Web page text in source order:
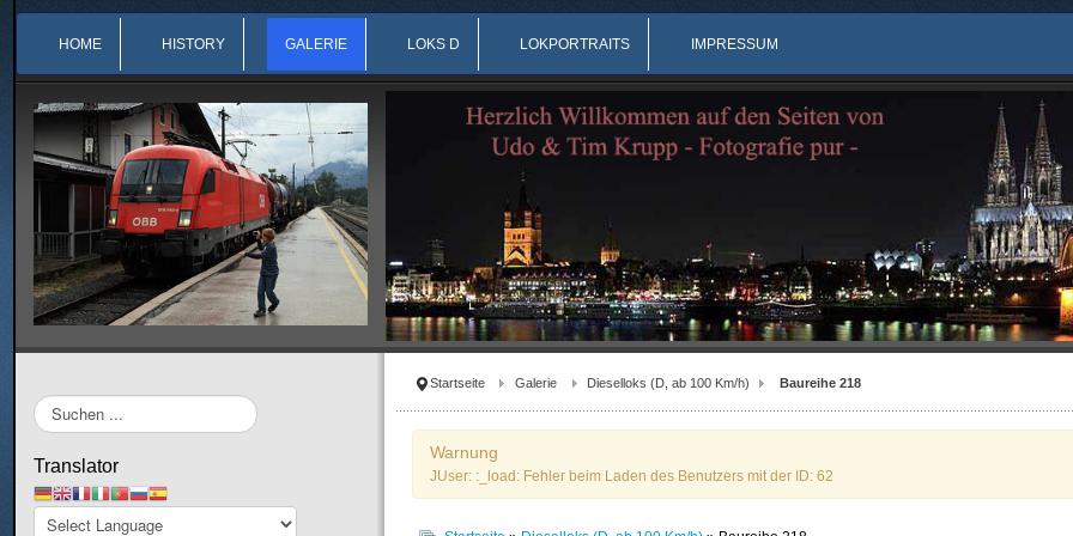
HOME HISTORY GALERIE LOKS D LOKPORTRAITS IMPRESSUM
Startseite Galerie Dieselloks (D, ab 100 Km/h) Baureihe 218
Warnung
JUser: :_load: Fehler beim Laden des Benutzers mit der ID: 62
Suchen
...
Translator